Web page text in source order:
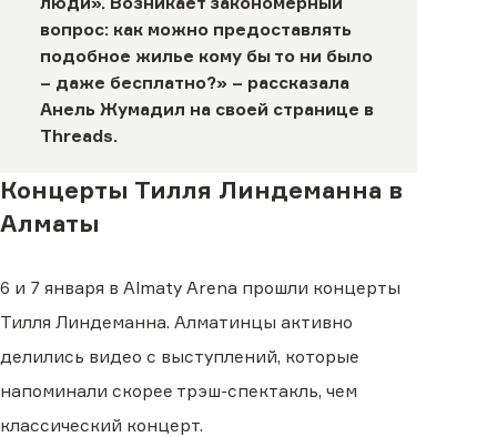
вопрос: как можно предоставлять
подобное жилье кому бы то ни было
– даже бесплатно?» – рассказала
Анель Жумадил на своей странице в
Threads.
Концерты Тилля Линдеманна в
Алматы
6 и 7 января в Almaty Arena прошли концерты
Тилля Линдеманна. Алматинцы активно
делились видео с выступлений, которые
напоминали скорее трэш-спектакль, чем
классический концерт.